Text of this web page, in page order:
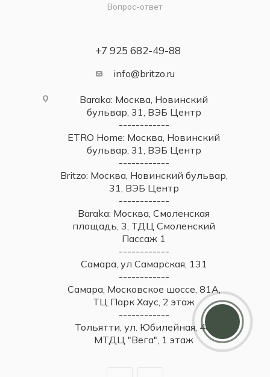
Вопрос-ответ
+7 925 682-49-88
info@britzo.ru
Baraka: Москва, Новинский
бульвар, 31, ВЭБ Центр
------------
ETRO Home: Москва, Новинский
бульвар, 31, ВЭБ Центр
------------
Britzo: Москва, Новинский бульвар,
31, ВЭБ Центр
------------
Baraka: Москва, Смоленская
площадь, 3, ТДЦ Смоленский
Пассаж 1
------------
Самара, ул Самарская, 131
------------
Самара, Московское шоссе, 81А,
ТЦ Парк Хаус, 2 этаж
------------
Тольятти, ул. Юбилейная, 40,
МТДЦ "Вега", 1 этаж